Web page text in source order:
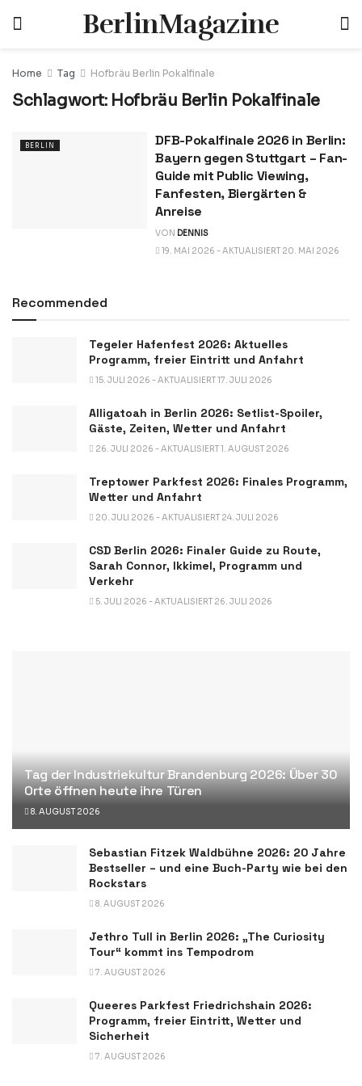
BerlinMagazine
Home Tag Hofbräu Berlin Pokalfinale
Schlagwort: Hofbräu Berlin Pokalfinale
BERLIN
DFB-Pokalfinale 2026 in Berlin:
Bayern gegen Stuttgart – Fan-
Guide mit Public Viewing,
Fanfesten, Biergärten &
Anreise
VON DENNIS
19. MAI 2026 - AKTUALISIERT 20. MAI 2026
Recommended
Tegeler Hafenfest 2026: Aktuelles
Programm, freier Eintritt und Anfahrt
15. JULI 2026 - AKTUALISIERT 17. JULI 2026
Alligatoah in Berlin 2026: Setlist-Spoiler,
Gäste, Zeiten, Wetter und Anfahrt
26. JULI 2026 - AKTUALISIERT 1. AUGUST 2026
Treptower Parkfest 2026: Finales Programm,
Wetter und Anfahrt
20. JULI 2026 - AKTUALISIERT 24. JULI 2026
CSD Berlin 2026: Finaler Guide zu Route,
Sarah Connor, Ikkimel, Programm und
Verkehr
5. JULI 2026 - AKTUALISIERT 26. JULI 2026
Tag der Industriekultur Brandenburg 2026: Über 30
Orte öffnen heute ihre Türen
8. AUGUST 2026
Sebastian Fitzek Waldbühne 2026: 20 Jahre
Bestseller – und eine Buch-Party wie bei den
Rockstars
8. AUGUST 2026
Jethro Tull in Berlin 2026: „The Curiosity
Tour“ kommt ins Tempodrom
7. AUGUST 2026
Queeres Parkfest Friedrichshain 2026:
Programm, freier Eintritt, Wetter und
Sicherheit
7. AUGUST 2026